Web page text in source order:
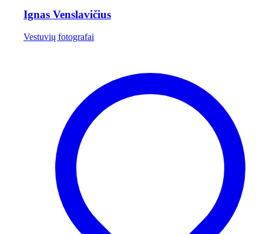
Ignas Venslavičius
Vestuvių fotografai